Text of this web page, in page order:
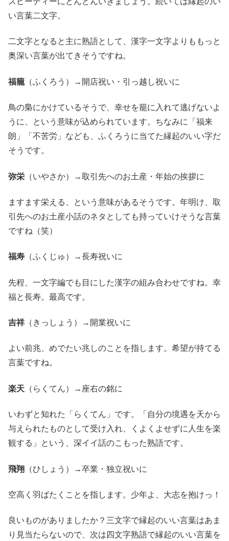
い言葉二文字。
二文字となると主に熟語として、漢字一文字よりももっと
奥深い言葉が出てきそうですね。
福籠（ふくろう）→開店祝い・引っ越し祝いに
鳥の梟にかけているそうで、幸せを籠に入れて逃げないよ
うに、という意味が込められています。ちなみに「福来
朗」「不苦労」なども、ふくろうに当てた縁起のいい字だ
そうです。
弥栄 （いやさか）→取引先へのお土産・年始の挨拶に
ますます栄える、という意味があるそうです。年明け、取
引先へのお土産小話のネタとしても持っていけそうな言葉
ですね（笑）
福寿 （ふくじゅ）→長寿祝いに
先程、一文字編でも目にした漢字の組み合わせですね。幸
福と長寿。最高です。
吉祥（きっしょう）→開業祝いに
よい前兆、めでたい兆しのことを指します。希望が持てる
言葉ですね。
楽天 （らくてん）→座右の銘に
いわずと知れた「らくてん」です。「自分の境遇を天から
与えられたものとして受け入れ、くよくよせずに人生を楽
観する」という、深イイ話のこもった熟語です。
飛翔 （ひしょう）→卒業・独立祝いに
空高く羽ばたくことを指します。少年よ、大志を抱けっ！
良いものがありましたか？三文字で縁起のいい言葉はあま
り見当たらないので、次は四文字熟語で縁起のいい言葉を